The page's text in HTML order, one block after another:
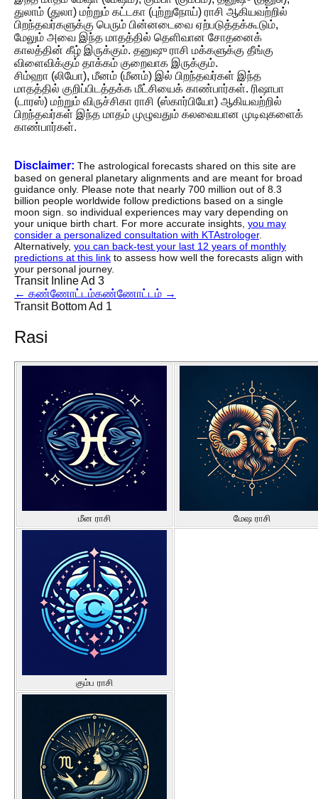
துலாம் (துலா) மற்றும் கட்டகா (புற்றுநோய்) ராசி ஆகியவற்றில்
பிறந்தவர்களுக்கு பெரும் பின்னடைவை ஏற்படுத்தக்கூடும்,
மேலும் அவை இந்த மாதத்தில் தெளிவான சோதனைக்
காலத்தின் கீழ் இருக்கும். தனுஷு ராசி மக்களுக்கு தீங்கு
விளைவிக்கும் தாக்கம் குறைவாக இருக்கும்.
சிம்ஹா (லியோ), மீனம் (மீனம்) இல் பிறந்தவர்கள் இந்த
மாதத்தில் குறிப்பிடத்தக்க மீட்சியைக் காண்பார்கள். ரிஷாபா
(டாரஸ்) மற்றும் விருச்சிகா ராசி (ஸ்கார்பியோ) ஆகியவற்றில்
பிறந்தவர்கள் இந்த மாதம் முழுவதும் கலவையான முடிவுகளைக்
காண்பார்கள்.
Disclaimer: The astrological forecasts shared on this site are
based on general planetary alignments and are meant for broad
guidance only. Please note that nearly 700 million out of 8.3
billion people worldwide follow predictions based on a single
moon sign. so individual experiences may vary depending on
your unique birth chart. For more accurate insights, you may
consider a personalized consultation with KTAstrologer.
Alternatively, you can back-test your last 12 years of monthly
predictions at this link to assess how well the forecasts align with
your personal journey.
Transit Inline Ad 3
← கண்ணோட்டம்கண்ணோட்டம் →
Transit Bottom Ad 1
Rasi
மீன ராசி மேஷ ராசி
கும்ப ராசி